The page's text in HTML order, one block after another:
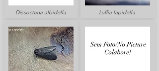
Dissoctena albidella Luffia lapidella